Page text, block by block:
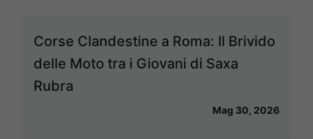
Corse Clandestine a Roma: Il Brivido
delle Moto tra i Giovani di Saxa
Rubra
Mag 30, 2026